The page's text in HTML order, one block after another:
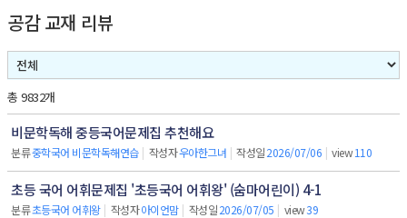
공감 교재 리뷰
총 9832개
비문학독해 중등국어문제집 추천해요
분류중학국어 비문학독해연습 | 작성자우아한그녀 | 작성일2026/07/06 | view110
초등 국어 어휘문제집 '초등국어 어휘왕' (숨마어린이) 4-1
분류초등국어 어휘왕 | 작성자아이언맘 | 작성일2026/07/05 | view39